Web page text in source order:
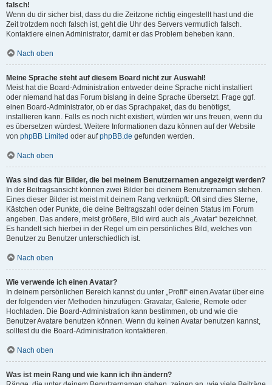
falsch!
Wenn du dir sicher bist, dass du die Zeitzone richtig eingestellt hast und die
Zeit trotzdem noch falsch ist, geht die Uhr des Servers vermutlich falsch.
Kontaktiere einen Administrator, damit er das Problem beheben kann.
Nach oben
Meine Sprache steht auf diesem Board nicht zur Auswahl!
Meist hat die Board-Administration entweder deine Sprache nicht installiert
oder niemand hat das Forum bislang in deine Sprache übersetzt. Frage ggf.
einen Board-Administrator, ob er das Sprachpaket, das du benötigst,
installieren kann. Falls es noch nicht existiert, würden wir uns freuen, wenn du
es übersetzen würdest. Weitere Informationen dazu können auf der Website
von phpBB Limited oder aufphpBB.de gefunden werden.
Nach oben
Was sind das für Bilder, die bei meinem Benutzernamen angezeigt werden?
In der Beitragsansicht können zwei Bilder bei deinem Benutzernamen stehen.
Eines dieser Bilder ist meist mit deinem Rang verknüpft: Oft sind dies Sterne,
Kästchen oder Punkte, die deine Beitragszahl oder deinen Status im Forum
angeben. Das andere, meist größere, Bild wird auch als „Avatar“ bezeichnet.
Es handelt sich hierbei in der Regel um ein persönliches Bild, welches von
Benutzer zu Benutzer unterschiedlich ist.
Nach oben
Wie verwende ich einen Avatar?
In deinem persönlichen Bereich kannst du unter „Profil“ einen Avatar über eine
der folgenden vier Methoden hinzufügen: Gravatar, Galerie, Remote oder
Hochladen. Die Board-Administration kann bestimmen, ob und wie die
Benutzer Avatare benutzen können. Wenn du keinen Avatar benutzen kannst,
solltest du die Board-Administration kontaktieren.
Nach oben
Was ist mein Rang und wie kann ich ihn ändern?